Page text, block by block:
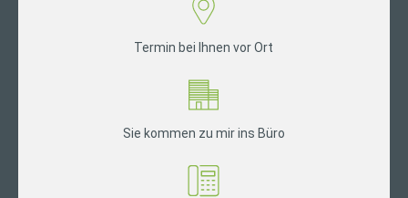
Termin bei Ihnen vor Ort
Sie kommen zu mir ins Büro